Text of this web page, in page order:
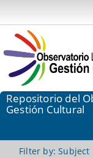
Repositorio del
Gestión Cultural
Filter by: Subject